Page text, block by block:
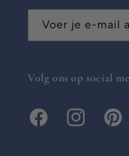
Voer je e-mail
Volg ons op social
FacebookInstagram